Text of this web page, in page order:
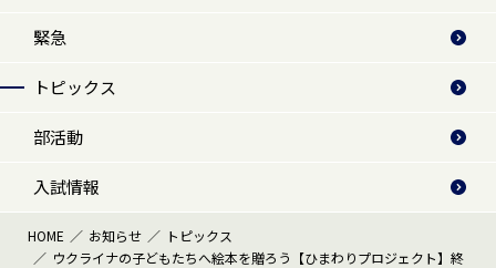
緊急
トピックス
部活動
入試情報
HOME お知らせ
トピックス
ウクライナの子どもたちへ絵本を贈ろう【ひまわりプロジェクト】終